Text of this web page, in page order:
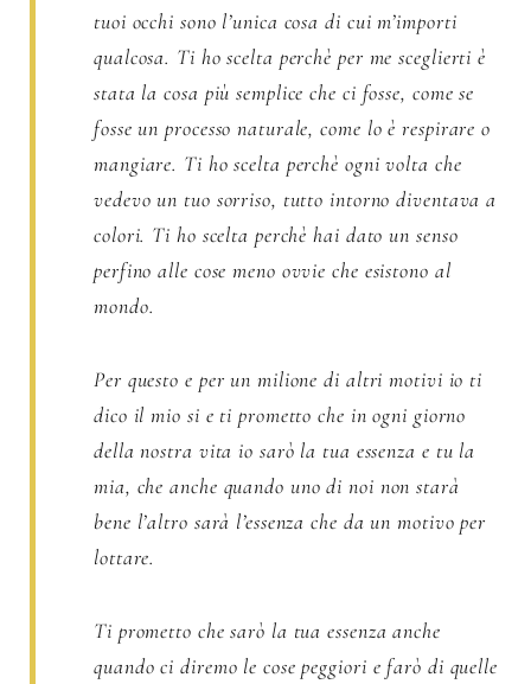
tuoi occhi sono l’unica cosa di cui m’importi
qualcosa. Ti ho scelta perchè per me sceglierti è
stata la cosa più semplice che ci fosse, come se
fosse un processo naturale, come lo è respirare o
mangiare. Ti ho scelta perchè ogni volta che
vedevo un tuo sorriso, tutto intorno diventava a
colori. Ti ho scelta perchè hai dato un senso
perfino alle cose meno ovvie che esistono al
mondo.
Per questo e per un milione di altri motivi io ti
dico il mio si e ti prometto che in ogni giorno
della nostra vita io sarò la tua essenza e tu la
mia, che anche quando uno di noi non starà
bene l’altro sarà l’essenza che da un motivo per
lottare.
Ti prometto che sarò la tua essenza anche
quando ci diremo le cose peggiori e farò di quelle